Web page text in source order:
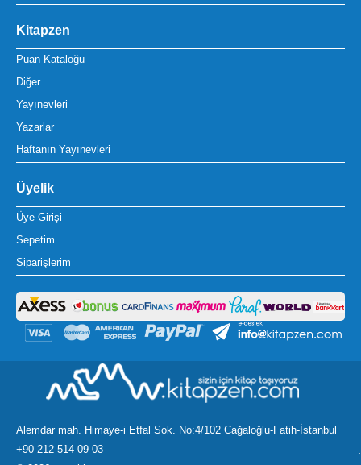
Kitapzen
Puan Kataloğu
Diğer
Yayınevleri
Yazarlar
Haftanın Yayınevleri
Üyelik
Üye Girişi
Sepetim
Siparişlerim
Alemdar mah. Himaye-i Etfal Sok. No:4/102 Cağaloğlu-Fatih-İstanbul
+90 212 514 09 03